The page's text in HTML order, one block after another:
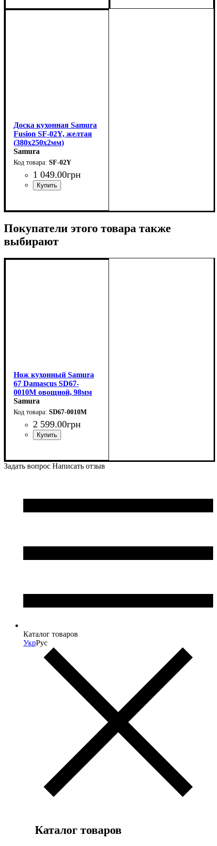
Доска кухонная Samura
Fusion SF-02Y, желтая
(380x250x2мм)
Samura
SF-02Y
1 049.00грн
Покупатели этого товара также
выбирают
Нож кухонный Samura
67 Damascus SD67-
0010M овощной, 98мм
Samura
SD67-0010M
2 599.00грн
Задать вопрос Написать отзыв
Каталог товаров
УкрРус
Каталог товаров